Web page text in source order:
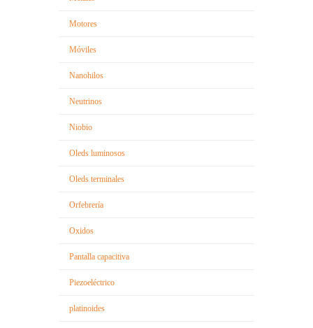
Motores
Móviles
Nanohilos
Neutrinos
Niobio
Oleds luminosos
Oleds terminales
Orfebrería
Oxidos
Pantalla capacitiva
Piezoeléctrico
platinoides